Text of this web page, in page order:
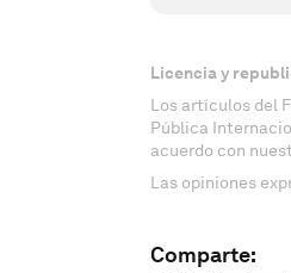
Licencia y
Los artículos del
Pública
acuerdo con
Las opiniones
Comparte: